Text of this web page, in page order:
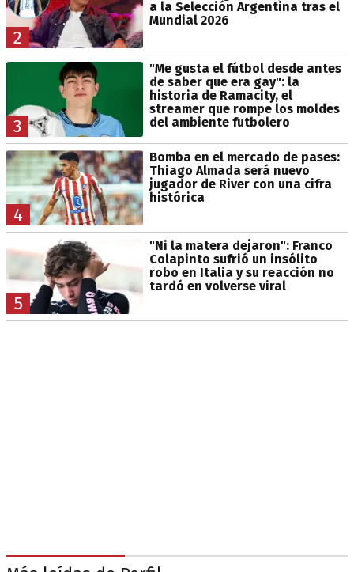
2
a la Selección Argentina tras el
Mundial 2026
3
"Me gusta el fútbol desde antes
de saber que era gay": la
historia de Ramacity, el
streamer que rompe los moldes
del ambiente futbolero
4
Bomba en el mercado de pases:
Thiago Almada será nuevo
jugador de River con una cifra
histórica
5
"Ni la matera dejaron": Franco
Colapinto sufrió un insólito
robo en Italia y su reacción no
tardó en volverse viral